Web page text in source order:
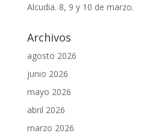
Alcudia. 8, 9 y 10 de marzo.
Archivos
agosto 2026
junio 2026
mayo 2026
abril 2026
marzo 2026